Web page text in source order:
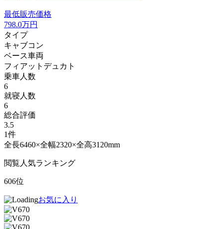
最低販売価格
798.0万円
タイプ
キャブコン
ベース車両
フィアットデュカト
乗車人数
6
就寝人数
6
総合評価
3.5
1件
全長6460×全幅2320×全高3120mm
閲覧人気ランキング
606位
お気に入り